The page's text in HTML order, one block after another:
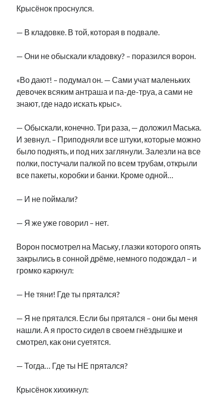
Крысёнок проснулся.
— В кладовке. В той, которая в подвале.
— Они не обыскали кладовку? – поразился ворон.
«Во дают! – подумал он. — Сами учат маленьких
девочек всяким антраша и па-де-труа, а сами не
знают, где надо искать крыс».
— Обыскали, конечно. Три раза, — доложил Маська.
И зевнул. – Приподняли все штуки, которые можно
было поднять, и под них заглянули. Залезли на все
полки, постучали палкой по всем трубам, открыли
все пакеты, коробки и банки. Кроме одной…
— И не поймали?
— Я же уже говорил – нет.
Ворон посмотрел на Маську, глазки которого опять
закрылись в сонной дрёме, немного подождал – и
громко каркнул:
— Не тяни! Где ты прятался?
— Я не прятался. Если бы прятался – они бы меня
нашли. А я просто сидел в своем гнёздышке и
смотрел, как они суетятся.
— Тогда… Где ты НЕ прятался?
Крысёнок хихикнул: